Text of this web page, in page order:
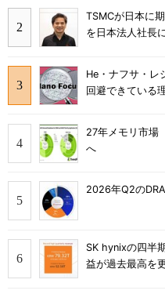
TSMCが日本に
を日本法人社長
He・ナフサ・
回避できている
27年メモリ市場
へ
2026年Q2の
SK hynixの四半
益が過去最高を